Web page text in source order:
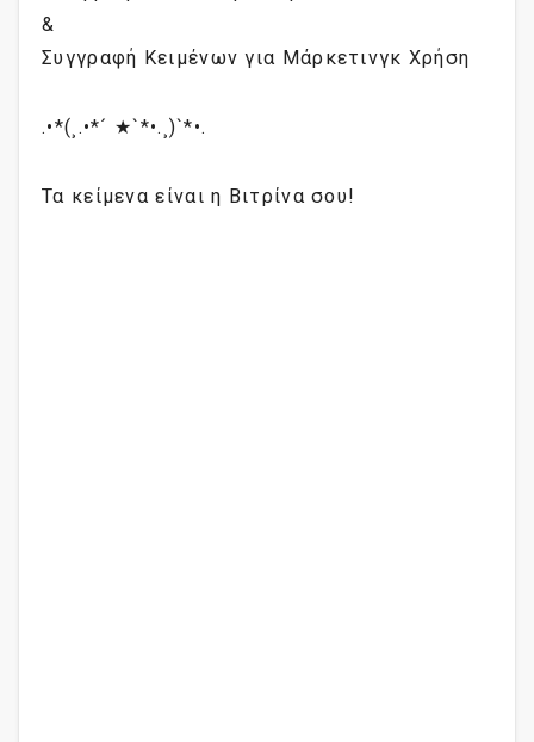
&
Συγγραφή Κειμένων για Μάρκετινγκ Χρήση
.•*(¸.•*´ ★`*•.¸)`*•.
Τα κείμενα είναι η Βιτρίνα σου!